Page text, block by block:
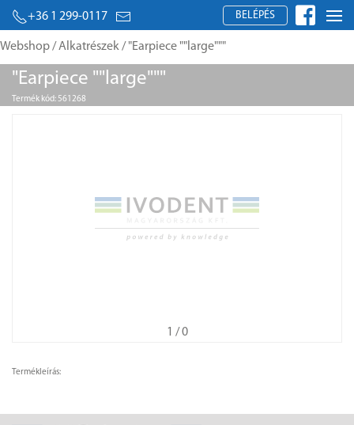
+36 1 299-0117 BELÉPÉS
Webshop/Alkatrészek/ "Earpiece ""large"""
"Earpiece ""large"""
Termék kód: 561268
1 / 0
Termékleírás: